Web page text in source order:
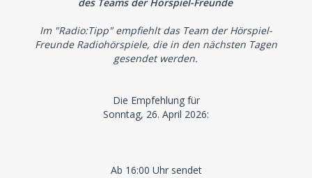
Im "Radio:Tipp" empfiehlt das Team der Hörspiel-
Freunde Radiohörspiele, die in den nächsten Tagen
gesendet werden.
Die Empfehlung für
Sonntag, 26. April 2026:
Ab 16:00 Uhr sendet